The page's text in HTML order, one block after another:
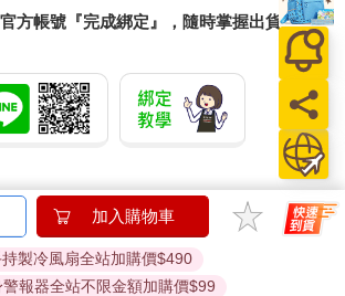
方帳號『完成綁定』，隨時掌握出貨動
請您操作ATM! 如接獲電話要求您前往
聽從指示，以免受騙上當！
加入購物車
製冷風扇全站加購價$490
報器全站不限金額加購價$99